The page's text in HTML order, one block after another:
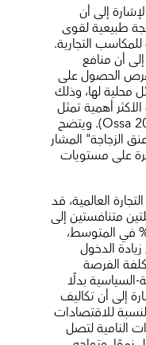
إلى أن
طبيعية لقوى
للمكاسب التجارية.
أن منافع
فرص الحصول على
محلية لها، وذلك
أهمية تمثل
90% من مكاسب التجارة (دراسة Ossa 2015). ويتضح
الزجاجة" المشار
على مستويات
العالمية، قد
متنافستين إلى
من الدخول الحقيقية بنسبة 5,4% في المتوسط،
الدخول
تبلغ تكلفة الفرصة
السياسية بدلًا
الإشارة إلى أن تكاليف
تتراوح ما بين 6,4% بالنسبة للاقتصادات
النامية لتصل